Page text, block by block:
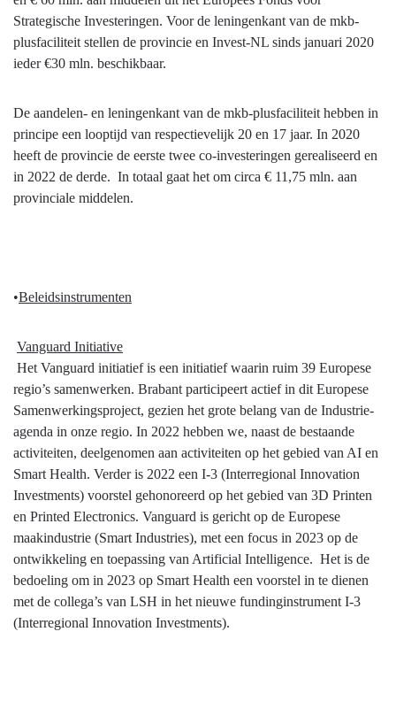
Strategische Investeringen. Voor de leningenkant van de mkb-
plusfaciliteit stellen de provincie en Invest-NL sinds januari 2020
ieder €30 mln. beschikbaar.
De aandelen- en leningenkant van de mkb-plusfaciliteit hebben in
principe een looptijd van respectievelijk 20 en 17 jaar. In 2020
heeft de provincie de eerste twee co-investeringen gerealiseerd en
in 2022 de derde. In totaal gaat het om circa € 11,75 mln. aan
provinciale middelen.
•Beleidsinstrumenten
Vanguard Initiative
Het Vanguard initiatief is een initiatief waarin ruim 39 Europese
regio’s samenwerken. Brabant participeert actief in dit Europese
Samenwerkingsproject, gezien het grote belang van de Industrie-
agenda in onze regio. In 2022 hebben we, naast de bestaande
activiteiten, deelgenomen aan activiteiten op het gebied van AI en
Smart Health. Verder is 2022 een I-3 (Interregional Innovation
Investments) voorstel gehonoreerd op het gebied van 3D Printen
en Printed Electronics. Vanguard is gericht op de Europese
maakindustrie (Smart Industries), met een focus in 2023 op de
ontwikkeling en toepassing van Artificial Intelligence. Het is de
bedoeling om in 2023 op Smart Health een voorstel in te dienen
met de collega’s van LSH in het nieuwe fundinginstrument I-3
(Interregional Innovation Investments).